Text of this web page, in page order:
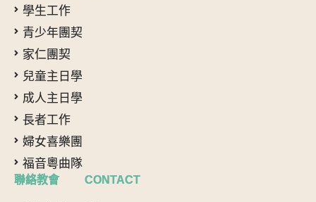
學生工作
青少年團契
家仁團契
兒童主日學
成人主日學
長者工作
婦女喜樂團
福音粵曲隊
聯絡教會 CONTACT